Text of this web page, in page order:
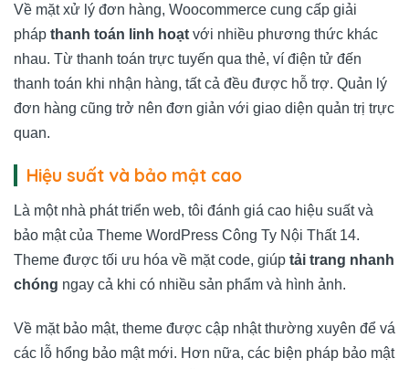
Về mặt xử lý đơn hàng, Woocommerce cung cấp giải
pháp thanh toán linh hoạt với nhiều phương thức khác
nhau. Từ thanh toán trực tuyến qua thẻ, ví điện tử đến
thanh toán khi nhận hàng, tất cả đều được hỗ trợ. Quản lý
đơn hàng cũng trở nên đơn giản với giao diện quản trị trực
quan.
Hiệu suất và bảo mật cao
Là một nhà phát triển web, tôi đánh giá cao hiệu suất và
bảo mật của Theme WordPress Công Ty Nội Thất 14.
Theme được tối ưu hóa về mặt code, giúp tải trang nhanh
chóng ngay cả khi có nhiều sản phẩm và hình ảnh.
Về mặt bảo mật, theme được cập nhật thường xuyên để vá
các lỗ hổng bảo mật mới. Hơn nữa, các biện pháp bảo mật